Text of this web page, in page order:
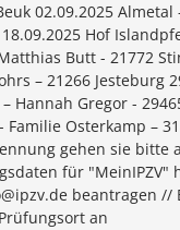
02.09.2025 Almetal
Hof
Butt - 21772
– 21266 Jesteburg
Hannah Gregor -
Familie Osterkamp –
gehen sie bitte
für "MeinIPZV"
beantragen //
an